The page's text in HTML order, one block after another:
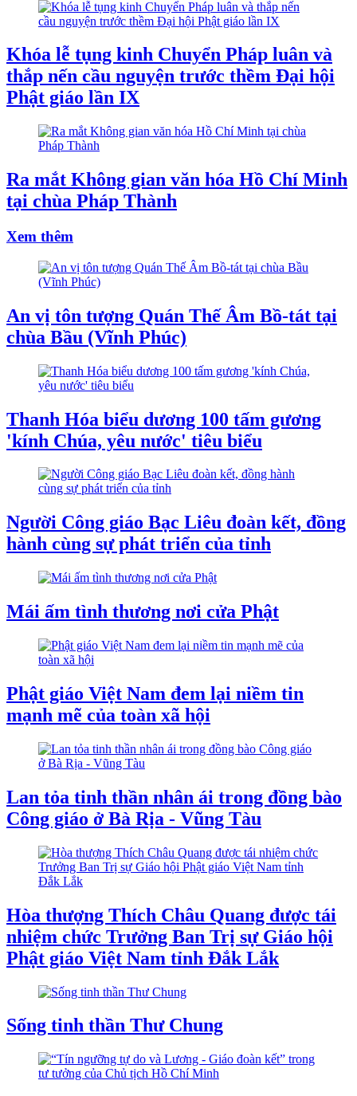
Khóa lễ tụng kinh Chuyển Pháp luân và
thắp nến cầu nguyện trước thềm Đại hội
Phật giáo lần IX
Ra mắt Không gian văn hóa Hồ Chí Minh
tại chùa Pháp Thành
Xem thêm
An vị tôn tượng Quán Thế Âm Bồ-tát tại
chùa Bầu (Vĩnh Phúc)
Thanh Hóa biểu dương 100 tấm gương
'kính Chúa, yêu nước' tiêu biểu
Người Công giáo Bạc Liêu đoàn kết, đồng
hành cùng sự phát triển của tỉnh
Mái ấm tình thương nơi cửa Phật
Phật giáo Việt Nam đem lại niềm tin
mạnh mẽ của toàn xã hội
Lan tỏa tinh thần nhân ái trong đồng bào
Công giáo ở Bà Rịa - Vũng Tàu
Hòa thượng Thích Châu Quang được tái
nhiệm chức Trưởng Ban Trị sự Giáo hội
Phật giáo Việt Nam tỉnh Đắk Lắk
Sống tinh thần Thư Chung